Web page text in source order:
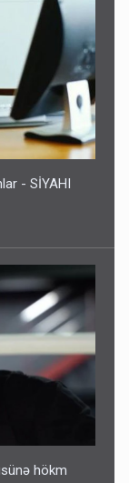
- SİYAHI
hökm